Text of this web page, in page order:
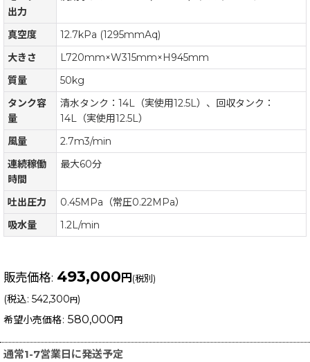
出力
真空度
12.7kPa (1295mmAq)
大きさ
L720mm×W315mm×H945mm
質量
50kg
タンク容
量
清水タンク：14L（実使用12.5L）、回収タンク：
14L（実使用12.5L）
風量
2.7m3/min
連続稼働
時間
最大60分
吐出圧力
0.45MPa（常圧0.22MPa）
吸水量
1.2L/min
販売価格: 493,000 円 (税別)
(税込: 542,300 円)
希望小売価格: 580,000 円
通常1-7営業日に発送予定